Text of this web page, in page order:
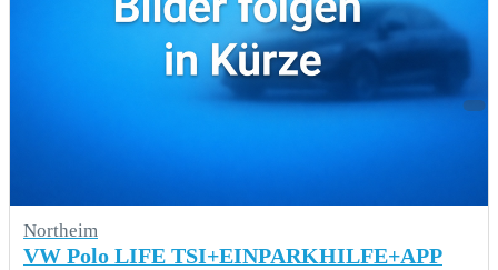
Northeim
VW Polo LIFE TSI+EINPARKHILFE+APP